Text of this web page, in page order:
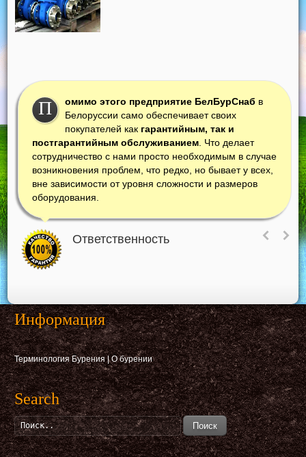
П омимо этого предприятие БелБурСнаб в
Белоруссии само обеспечивает своих
покупателей как гарантийным, так и
постгарантийным обслуживанием. Что делает
сотрудничество с нами просто необходимым в случае
возникновения проблем, что редко, но бывает у всех,
вне зависимости от уровня сложности и размеров
оборудования.
Ответственность
Информация
Терминология Бурения|О бурении
Search
Поиск